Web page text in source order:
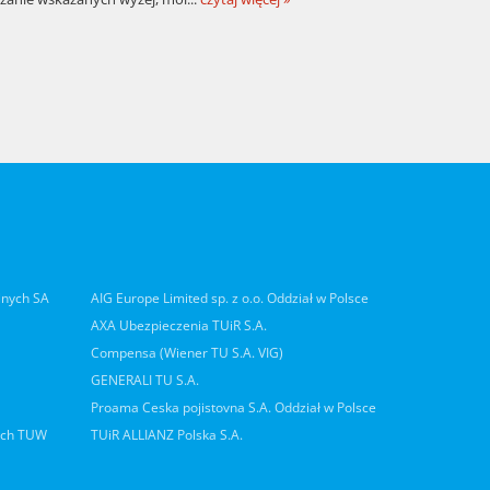
SA
TUW
AIG Europe Limited sp. z o.o. Oddział w Polsce
AXA Ubezpieczenia TUiR S.A.
Compensa (Wiener TU S.A. VIG)
GENERALI TU S.A.
Proama Ceska pojistovna S.A. Oddział w Polsce
TUiR ALLIANZ Polska S.A.